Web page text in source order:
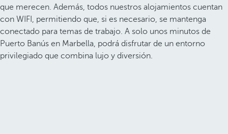
que merecen. Además, todos nuestros alojamientos cuentan
con WIFI, permitiendo que, si es necesario, se mantenga
conectado para temas de trabajo. A solo unos minutos de
Puerto Banús en Marbella, podrá disfrutar de un entorno
privilegiado que combina lujo y diversión.